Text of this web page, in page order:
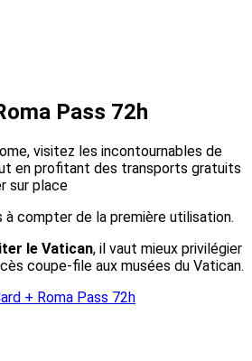
Pass 72h
visitez les incontournables de
en profitant des transports gratuits
sur place
à compter de la première utilisation.
le Vatican, il vaut mieux privilégier
coupe-file aux musées du Vatican.
+ Roma Pass 72h